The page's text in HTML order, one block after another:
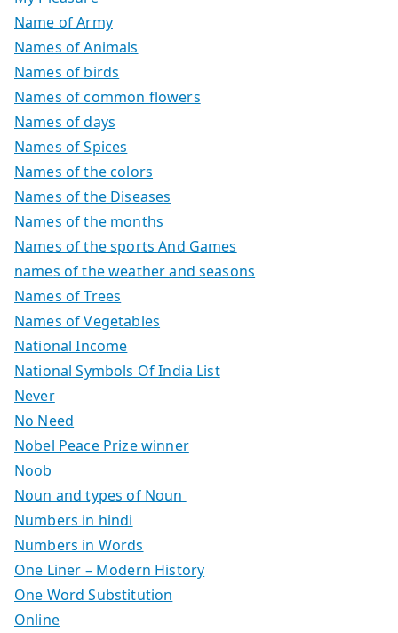
Name of Army
Names of Animals
Names of birds
Names of common flowers
Names of days
Names of Spices
Names of the colors
Names of the Diseases
Names of the months
Names of the sports And Games
names of the weather and seasons
Names of Trees
Names of Vegetables
National Income
National Symbols Of India List
Never
No Need
Nobel Peace Prize winner
Noob
Noun and types of Noun
Numbers in hindi
Numbers in Words
One Liner – Modern History
One Word Substitution
Online